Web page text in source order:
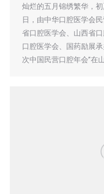
灿烂的五月锦绣繁华，
日，由中华口腔医学会
省口腔医学会、山西省
口腔医学会、国药励展
次中国民营口腔年会”在